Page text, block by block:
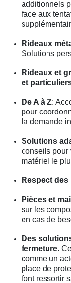
additionnels
face aux
Rideaux
Solutions
Rideaux et
et
De A à Z:
pour
la demande
Solutions
conseils pour
matériel le
Respect
Pièces et
sur les
en cas de
Des
fermeture.
comme un
place de
font ressortir